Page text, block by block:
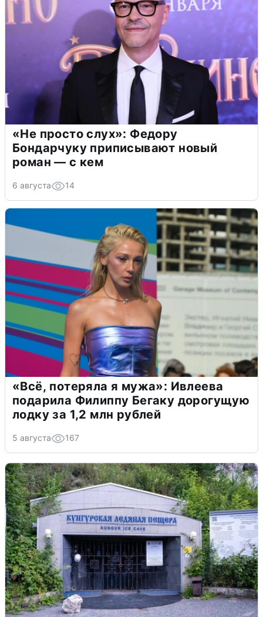
«Не просто слух»: Федору
Бондарчуку приписывают новый
роман — с кем
6 августа 14
«Всё, потеряла я мужа»: Ивлеева
подарила Филиппу Бегаку дорогущую
лодку за 1,2 млн рублей
5 августа 167